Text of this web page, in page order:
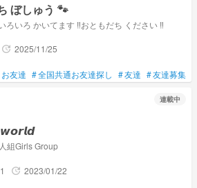
ぼしゅう 🐾
ろいろ かいてます ‼️おともだち ください ‼️
update 2025/11/25
お友達 #全国共通お友達探し #友達 #友達募集
連載中
組Girls Group
update 2023/01/22